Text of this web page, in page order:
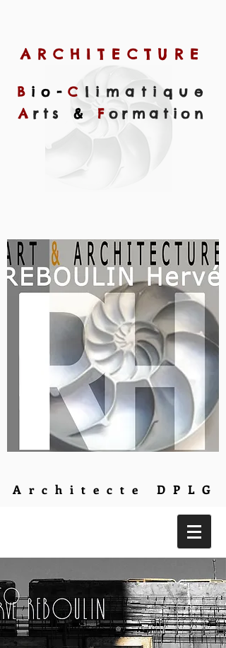
ARCHITECTURE
B io -C limatique
A rts &F ormation
Architecte DPLG